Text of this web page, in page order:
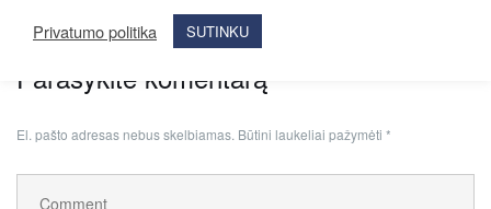
Parašykite komentarą
El. pašto adresas nebus skelbiamas. Būtini laukeliai pažymėti *
Privatumo politika
SUTINKU